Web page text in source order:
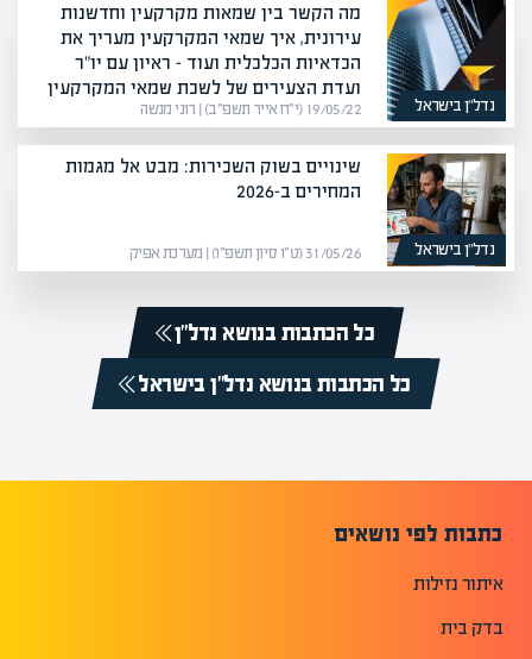
נדל”ן בישראל
מה הקשר בין שמאות מקרקעין וחדשנות
עירונית, איך שמאי המקרקעין מעריך את
הכדאיות הכלכלית ועוד – ראיון עם יו"ר
ועדת הצעירים של לשכת שמאי המקרקעין
19/05/22 (י״ח אייר תשפ״ב) | רוני מנשה
נדל”ן בישראל
שינויים בשוק השכירות: מבט אל מגמות
המחירים ב-2026
31/05/26 (ט״ו סיון תשפ״ו) | מערכת אפיק
כל הכתבות בנושא נדל”ן
כל הכתבות בנושא נדל”ן בישראל
כתבות לפי נושאים
איתור נזילות
בדק בית